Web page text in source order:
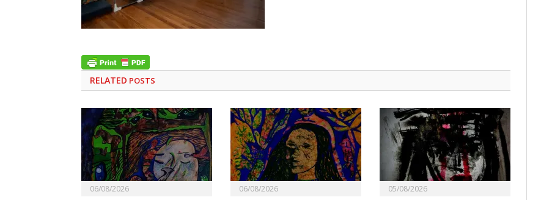
RELATED POSTS
06/08/2026
06/08/2026
05/08/2026